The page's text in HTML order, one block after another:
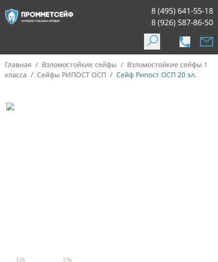
8 (495) 641-55-18
8 (926) 587-86-50
Главная / Взломостойкие сейфы / Взломостойкие сейфы 1
класса / Сейфы РИПОСТ ОСП / Сейф Рипост ОСП 20 эл.